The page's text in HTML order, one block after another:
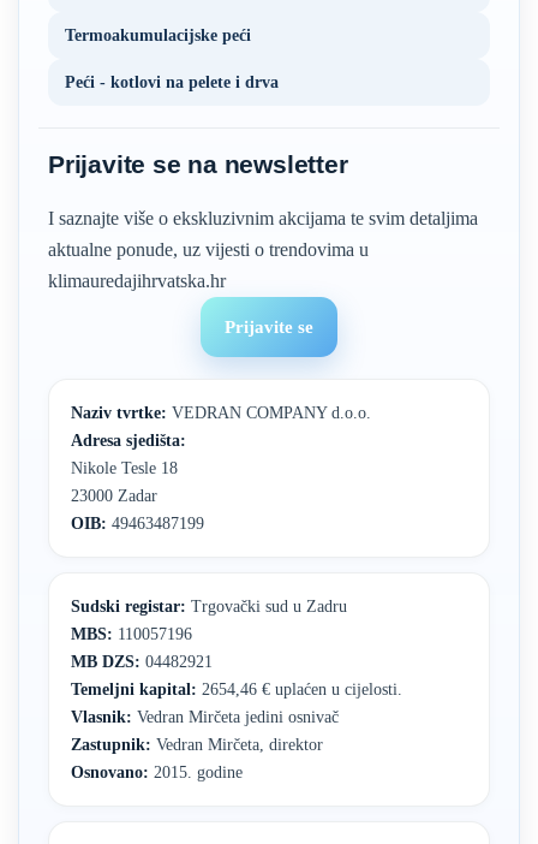
Termoakumulacijske peći
Peći - kotlovi na pelete i drva
Prijavite se na newsletter
I saznajte više o ekskluzivnim akcijama te svim detaljima
aktualne ponude, uz vijesti o trendovima u
klimauredajihrvatska.hr
Prijavite se
Naziv tvrtke: VEDRAN COMPANY d.o.o.
Adresa sjedišta:
Nikole Tesle 18
23000 Zadar
OIB: 49463487199
Sudski registar: Trgovački sud u Zadru
MBS: 110057196
MB DZS: 04482921
Temeljni kapital: 2654,46 € uplaćen u cijelosti.
Vlasnik: Vedran Mirčeta jedini osnivač
Zastupnik: Vedran Mirčeta, direktor
Osnovano: 2015. godine